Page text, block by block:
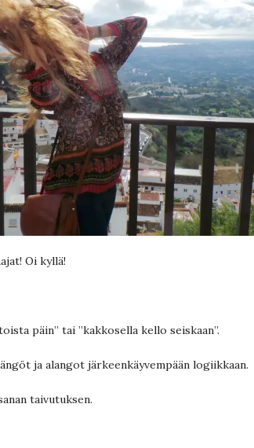
Oi kyllä!
päin” tai ”kakkosella kello seiskaan”.
ja alangot järkeenkäyvempään logiikkaan.
taivutuksen.